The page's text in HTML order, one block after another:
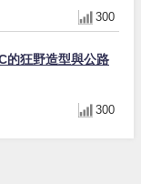
300
狂野造型與公路
300